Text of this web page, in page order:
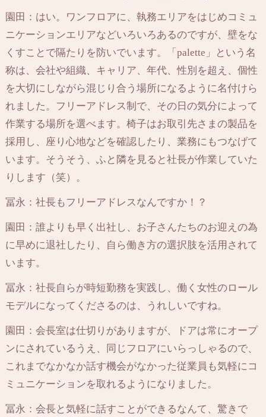
園田：はい。ワンフロアに、執務エリアをはじめコミュ
ニケーションエリアなどいろいろあるのですが、壁をな
くすことで隔たりを防いでいます。「palette」という名
称は、会社や組織、キャリア、年代、性別を超え、個性
を大切にしながら混じり合う場所になるように名付けら
れました。フリーアドレス制で、その日の気分によって
作業する場所を選べます。椅子はお取引先さまの製品を
採用し、座り心地などを確認したり、業務にもつなげて
います。そうそう、ふと隣を見ると社長が作業していた
りします（笑）。
冨永：社長もフリーアドレスなんですか！？
園田：誰よりも早く出社し、お子さんたちのお迎えの為
に早めに退社したり、自ら働き方の選択肢を活用されて
います。
冨永：社長自らが時短勤務を実践し、働く女性のロール
モデルになってくださるのは、うれしいですね。
園田：会長室は仕切りがありますが、ドアは常にオープ
ンにされているうえ、同じフロアにいらっしゃるので、
これまでなかなか話す機会がなかった従業員も気軽にコ
ミュニケーションを取れるようになりました。
冨永：会長と気軽に話すことができるなんて、驚きで